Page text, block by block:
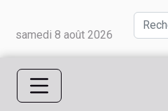
samedi 8 août 2026